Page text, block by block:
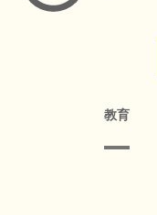
教育